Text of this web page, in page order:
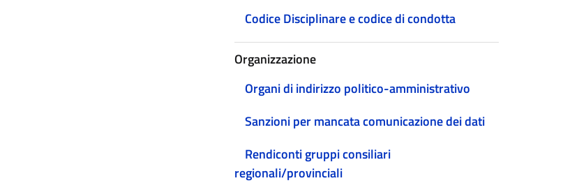
Codice Disciplinare e codice di condotta
Organizzazione
Organi di indirizzo politico-amministrativo
Sanzioni per mancata comunicazione dei dati
Rendiconti gruppi consiliari
regionali/provinciali